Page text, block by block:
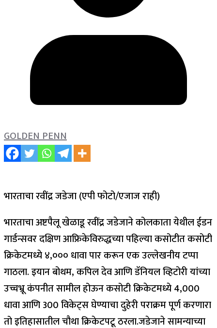
GOLDEN PENN
भारताचा रवींद्र जडेजा (एपी फोटो/एजाज राही)
भारताचा अष्टपैलू खेळाडू रवींद्र जडेजाने कोलकाता येथील ईडन
गार्डन्सवर दक्षिण आफ्रिकेविरुद्धच्या पहिल्या कसोटीत कसोटी
क्रिकेटमध्ये ४,००० धावा पार करून एक उल्लेखनीय टप्पा
गाठला. इयान बोथम, कपिल देव आणि डॅनियल व्हिटोरी यांच्या
उच्चभ्रू कंपनीत सामील होऊन कसोटी क्रिकेटमध्ये 4,000
धावा आणि 300 विकेट्स घेण्याचा दुहेरी पराक्रम पूर्ण करणारा
तो इतिहासातील चौथा क्रिकेटपटू ठरला.जडेजाने सामन्याच्या